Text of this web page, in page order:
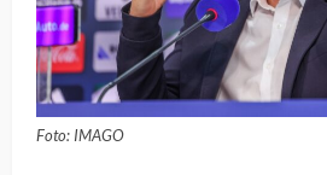
Foto: IMAGO